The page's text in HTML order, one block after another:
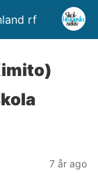
rf
7 år ago